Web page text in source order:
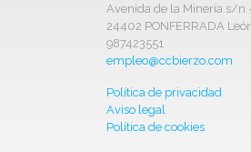
Avenida de la Minería s/n
24402 PONFERRADA
987423551
empleo@ccbierzo.com
Política de privacidad
Aviso legal
Política de cookies